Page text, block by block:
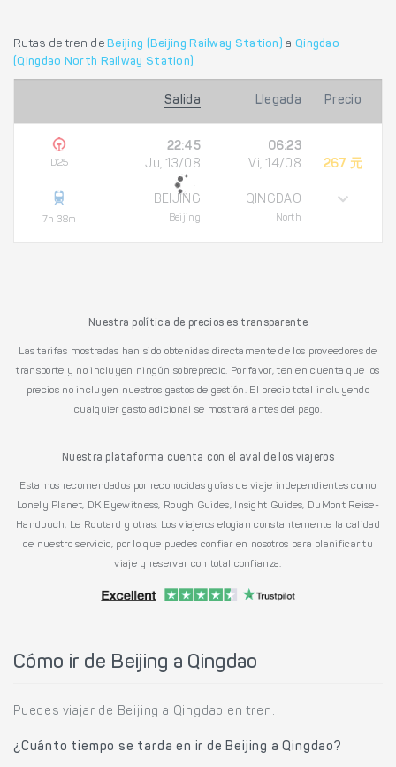
Rutas de tren de Beijing (Beijing Railway Station) a Qingdao
(Qingdao North Railway Station)
Salida Llegada Precio
D25
7h 38m
22:45
Ju, 13/08
BEIJING
Beijing
06:23
Vi, 14/08
QINGDAO
North
267 元
Nuestra política de precios es transparente
Las tarifas mostradas han sido obtenidas directamente de los proveedores de
transporte y no incluyen ningún sobreprecio. Por favor, ten en cuenta que los
precios no incluyen nuestros gastos de gestión. El precio total incluyendo
cualquier gasto adicional se mostrará antes del pago.
Nuestra plataforma cuenta con el aval de los viajeros
Estamos recomendados por reconocidas guías de viaje independientes como
Lonely Planet, DK Eyewitness, Rough Guides, Insight Guides, DuMont Reise-
Handbuch, Le Routard y otras. Los viajeros elogian constantemente la calidad
de nuestro servicio, por lo que puedes confiar en nosotros para planificar tu
viaje y reservar con total confianza.
Cómo ir de Beijing a Qingdao
Puedes viajar de Beijing a Qingdao en tren.
¿Cuánto tiempo se tarda en ir de Beijing a Qingdao?